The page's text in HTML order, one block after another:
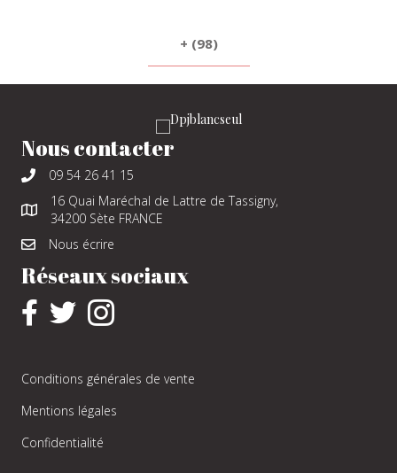
+ (98)
Nous contacter
09 54 26 41 15
16 Quai Maréchal de Lattre de Tassigny,
34200 Sète FRANCE
Nous écrire
Réseaux sociaux
Conditions générales de vente
Mentions légales
Confidentialité